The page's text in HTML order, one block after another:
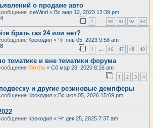
о продаже авто
IceWind « Вс мар 12, 2023 12:39 pm
1 … 90 91 92 93
брать газ 24 или нет?
Крокодил « Чт янв 05, 2023 9:58 am
1 … 46 47 48 49
тематике и вне тематики форума
Mortis « Сб мар 28, 2020 8:16 am
1 2 3 4
и другие резиновые демпферы
Крокодил « Вс июл 05, 2026 15:09 pm
Крокодил « Чт дек 25, 2025 7:37 am